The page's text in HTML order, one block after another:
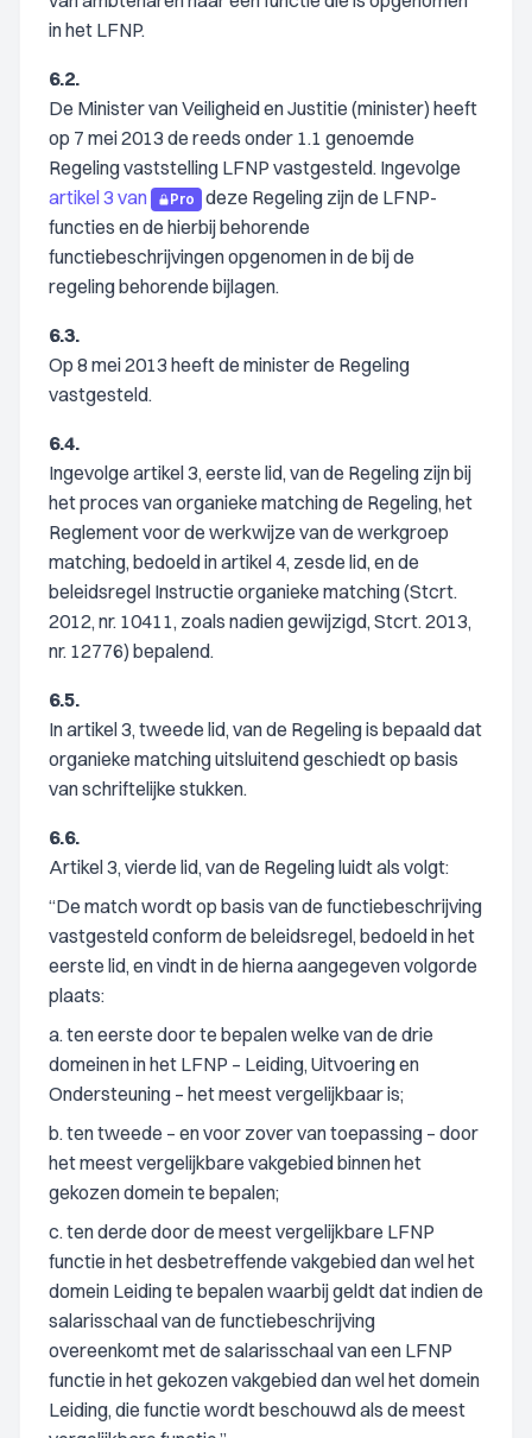
in het LFNP.
6.2.
De Minister van Veiligheid en Justitie (minister) heeft
op 7 mei 2013 de reeds onder 1.1 genoemde
Regeling vaststelling LFNP vastgesteld. Ingevolge
artikel 3 van
Pro
deze Regeling zijn de LFNP-
functies en de hierbij behorende
functiebeschrijvingen opgenomen in de bij de
regeling behorende bijlagen.
6.3.
Op 8 mei 2013 heeft de minister de Regeling
vastgesteld.
6.4.
Ingevolge artikel 3, eerste lid, van de Regeling zijn bij
het proces van organieke matching de Regeling, het
Reglement voor de werkwijze van de werkgroep
matching, bedoeld in artikel 4, zesde lid, en de
beleidsregel Instructie organieke matching (Stcrt.
2012, nr. 10411, zoals nadien gewijzigd, Stcrt. 2013,
nr. 12776) bepalend.
6.5.
In artikel 3, tweede lid, van de Regeling is bepaald dat
organieke matching uitsluitend geschiedt op basis
van schriftelijke stukken.
6.6.
Artikel 3, vierde lid, van de Regeling luidt als volgt:
“De match wordt op basis van de functiebeschrijving
vastgesteld conform de beleidsregel, bedoeld in het
eerste lid, en vindt in de hierna aangegeven volgorde
plaats:
a. ten eerste door te bepalen welke van de drie
domeinen in het LFNP – Leiding, Uitvoering en
Ondersteuning – het meest vergelijkbaar is;
b. ten tweede – en voor zover van toepassing – door
het meest vergelijkbare vakgebied binnen het
gekozen domein te bepalen;
c. ten derde door de meest vergelijkbare LFNP
functie in het desbetreffende vakgebied dan wel het
domein Leiding te bepalen waarbij geldt dat indien de
salarisschaal van de functiebeschrijving
overeenkomt met de salarisschaal van een LFNP
functie in het gekozen vakgebied dan wel het domein
Leiding, die functie wordt beschouwd als de meest